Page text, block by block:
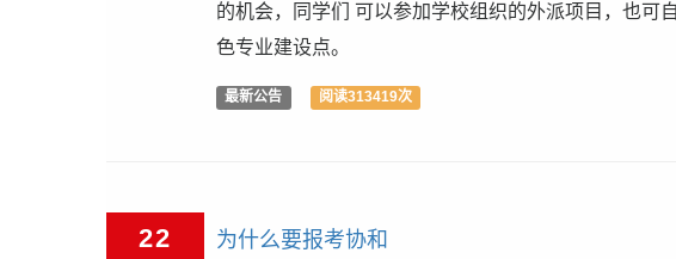
的机会，同学们 可以参加学校组织的外派项目，也可
色专业建设点。
最新公告 阅读313419次
22 为什么要报考协和